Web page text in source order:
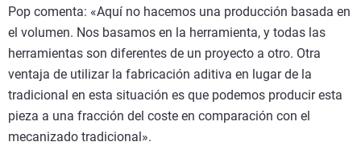
Pop comenta: «Aquí no hacemos una producción basada en
el volumen. Nos basamos en la herramienta, y todas las
herramientas son diferentes de un proyecto a otro. Otra
ventaja de utilizar la fabricación aditiva en lugar de la
tradicional en esta situación es que podemos producir esta
pieza a una fracción del coste en comparación con el
mecanizado tradicional».